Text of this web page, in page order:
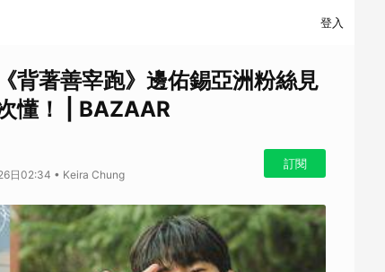
登入
背著善宰跑》邊佑錫亞洲粉絲見
懂！ | BAZAAR
日02:34 • Keira Chung
訂閱